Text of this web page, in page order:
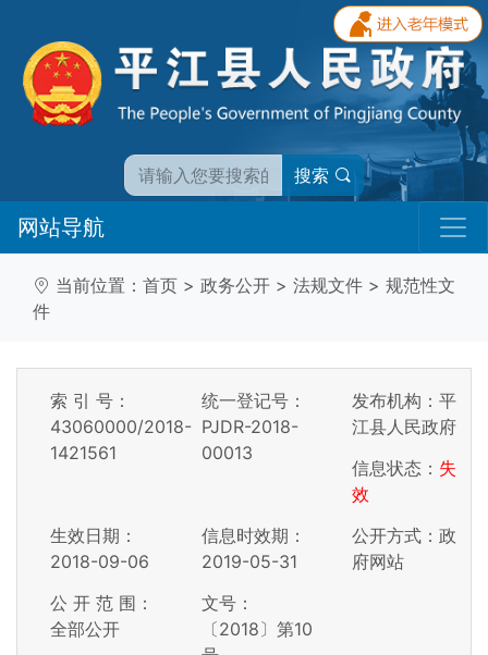
搜索
网站导航
当前位置： 首页 > 政务公开 > 法规文件 > 规范性文
件
索 引 号：
43060000/2018-
1421561
统一登记号：
PJDR-2018-
00013
发布机构：平
江县人民政府
信息状态： 失
效
生效日期：
2018-09-06
信息时效期：
2019-05-31
公开方式：政
府网站
公 开 范 围：
全部公开
文号：
〔2018〕第10